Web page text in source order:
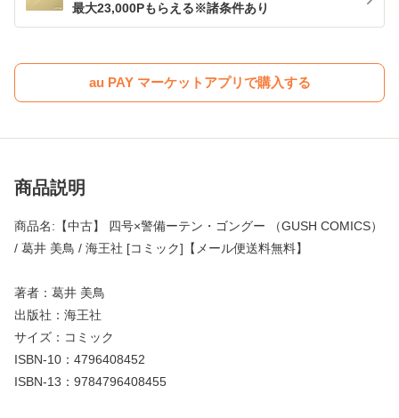
最大23,000Pもらえる※諸条件あり
au PAY マーケットアプリで購入する
商品説明
商品名:【中古】 四号×警備ーテン・ゴングー （GUSH COMICS）
/ 葛井 美鳥 / 海王社 [コミック]【メール便送料無料】
著者：葛井 美鳥
出版社：海王社
サイズ：コミック
ISBN-10：4796408452
ISBN-13：9784796408455